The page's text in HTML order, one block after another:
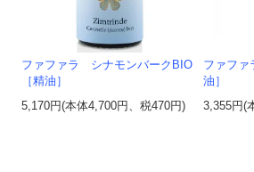
ファファラ シナモンバークBIO
［精油］
5,170円(本体4,700円、税470円)
ファフ
油］
3,355円(